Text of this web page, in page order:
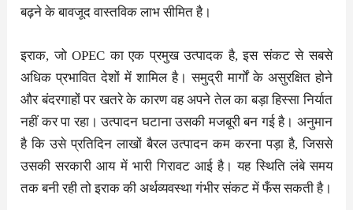
बढ़ने के बावजूद वास्तविक लाभ सीमित है।
इराक, जो OPEC का एक प्रमुख उत्पादक है, इस संकट से सबसे
अधिक प्रभावित देशों में शामिल है। समुद्री मार्गों के असुरक्षित होने
और बंदरगाहों पर खतरे के कारण वह अपने तेल का बड़ा हिस्सा निर्यात
नहीं कर पा रहा। उत्पादन घटाना उसकी मजबूरी बन गई है। अनुमान
है कि उसे प्रतिदिन लाखों बैरल उत्पादन कम करना पड़ा है, जिससे
उसकी सरकारी आय में भारी गिरावट आई है। यह स्थिति लंबे समय
तक बनी रही तो इराक की अर्थव्यवस्था गंभीर संकट में फँस सकती है।